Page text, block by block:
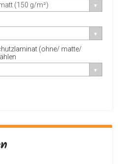
(150 g/m²)
(ohne/ matte/